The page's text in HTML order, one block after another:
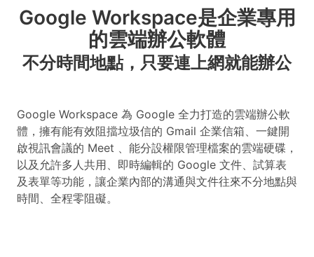
Google Workspace是企業專用
的雲端辦公軟體
不分時間地點，只要連上網就能辦公
Google Workspace 為 Google 全力打造的雲端辦公軟
體，擁有能有效阻擋垃圾信的 Gmail 企業信箱、一鍵開
啟視訊會議的 Meet 、能分設權限管理檔案的雲端硬碟，
以及允許多人共用、即時編輯的 Google 文件、試算表
及表單等功能，讓企業內部的溝通與文件往來不分地點與
時間、全程零阻礙。